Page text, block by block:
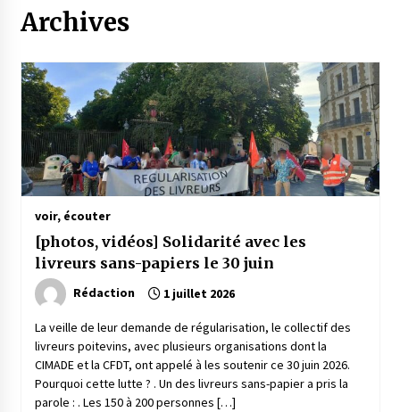
Archives
voir, écouter
[photos, vidéos] Solidarité avec les
livreurs sans-papiers le 30 juin
Rédaction 1 juillet 2026
La veille de leur demande de régularisation, le collectif des
livreurs poitevins, avec plusieurs organisations dont la
CIMADE et la CFDT, ont appelé à les soutenir ce 30 juin 2026.
Pourquoi cette lutte ? . Un des livreurs sans-papier a pris la
parole : . Les 150 à 200 personnes […]